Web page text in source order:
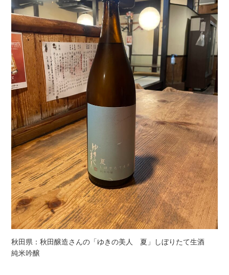
秋田県：秋田醸造さんの「ゆきの美人 夏」しぼりたて生酒
純米吟醸